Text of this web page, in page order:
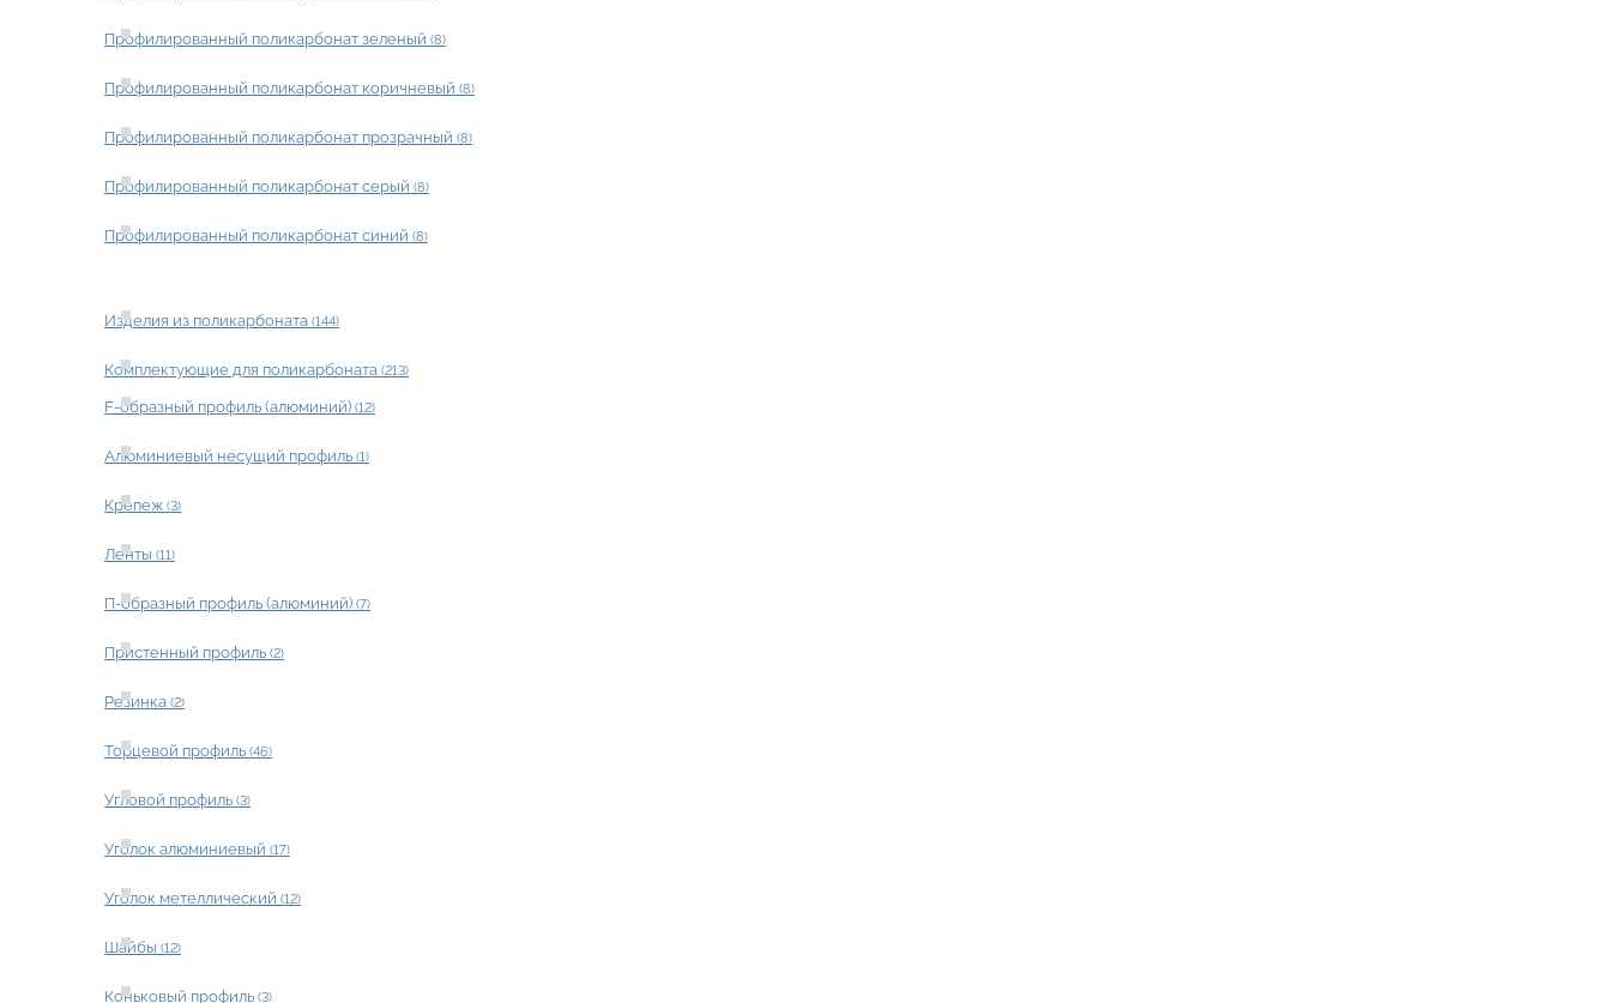
Профилированный поликарбонат зеленый (8)
Профилированный поликарбонат коричневый (8)
Профилированный поликарбонат прозрачный (8)
Профилированный поликарбонат серый (8)
Профилированный поликарбонат синий (8)
Изделия из поликарбоната (144)
Комплектующие для поликарбоната (213)
F-образный профиль (алюминий) (12)
Алюминиевый несущий профиль (1)
Крепеж (3)
Ленты (11)
П-образный профиль (алюминий) (7)
Пристенный профиль (2)
Резинка (2)
Торцевой профиль (46)
Угловой профиль (3)
Уголок алюминиевый (17)
Уголок метеллический (12)
Шайбы (12)
Коньковый профиль (3)